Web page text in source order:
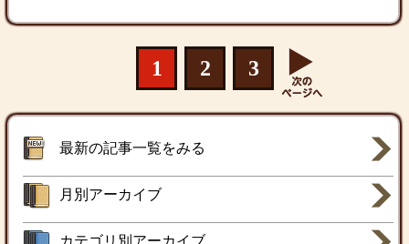
1 2 3
最新の記事一覧をみる
月別アーカイブ
カテゴリ別アーカイブ